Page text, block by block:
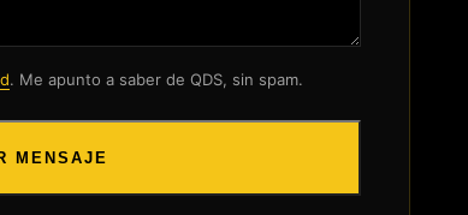
. Me apunto a saber de QDS, sin spam.
MENSAJE